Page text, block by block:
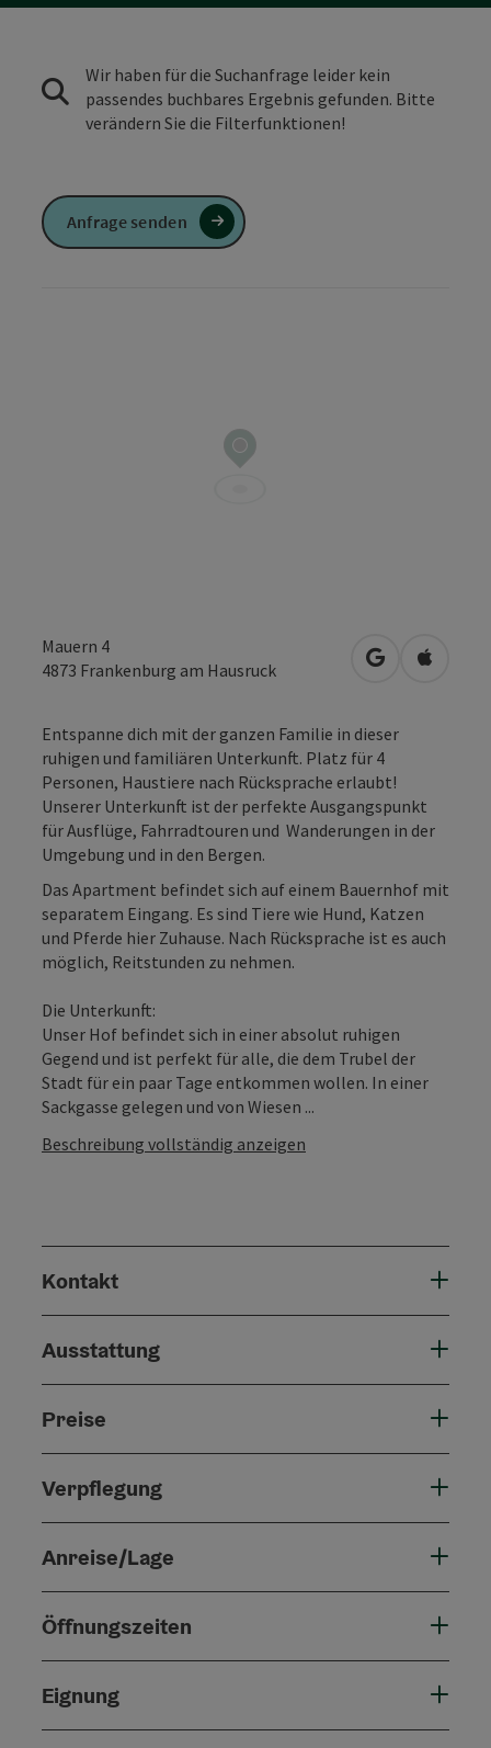
Mauern 4
4873 Frankenburg am Hausruck in Google
in
Entspanne dich mit der ganzen Familie in dieser
ruhigen und familiären Unterkunft. Platz für 4
Personen, Haustiere nach Rücksprache erlaubt!
Unserer Unterkunft ist der perfekte Ausgangspunkt
für Ausflüge, Fahrradtouren und Wanderungen in der
Umgebung und in den Bergen.
Das Apartment befindet sich auf einem Bauernhof mit
separatem Eingang. Es sind Tiere wie Hund, Katzen
und Pferde hier Zuhause. Nach Rücksprache ist es auch
möglich, Reitstunden zu nehmen.
Die Unterkunft:
Unser Hof befindet sich in einer absolut ruhigen
Gegend und ist perfekt für alle, die dem Trubel der
Stadt für ein paar Tage entkommen wollen. In einer
Sackgasse gelegen und von Wiesen ...
Beschreibung vollständig anzeigen
Kontakt
Ausstattung
Preise
Verpflegung
Anreise/Lage
Öffnungszeiten
Eignung
Wir haben für die Suchanfrage leider kein
passendes buchbares Ergebnis gefunden. Bitte
verändern Sie die Filterfunktionen!
Anfrage senden